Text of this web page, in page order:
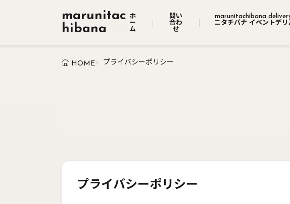
marunitac
hibana
ホ
ー
ム
問い
合わ
せ
marunitachibana
ニタチバナ イベントデ
HOME プライバシーポリシー
プライバシーポリシー